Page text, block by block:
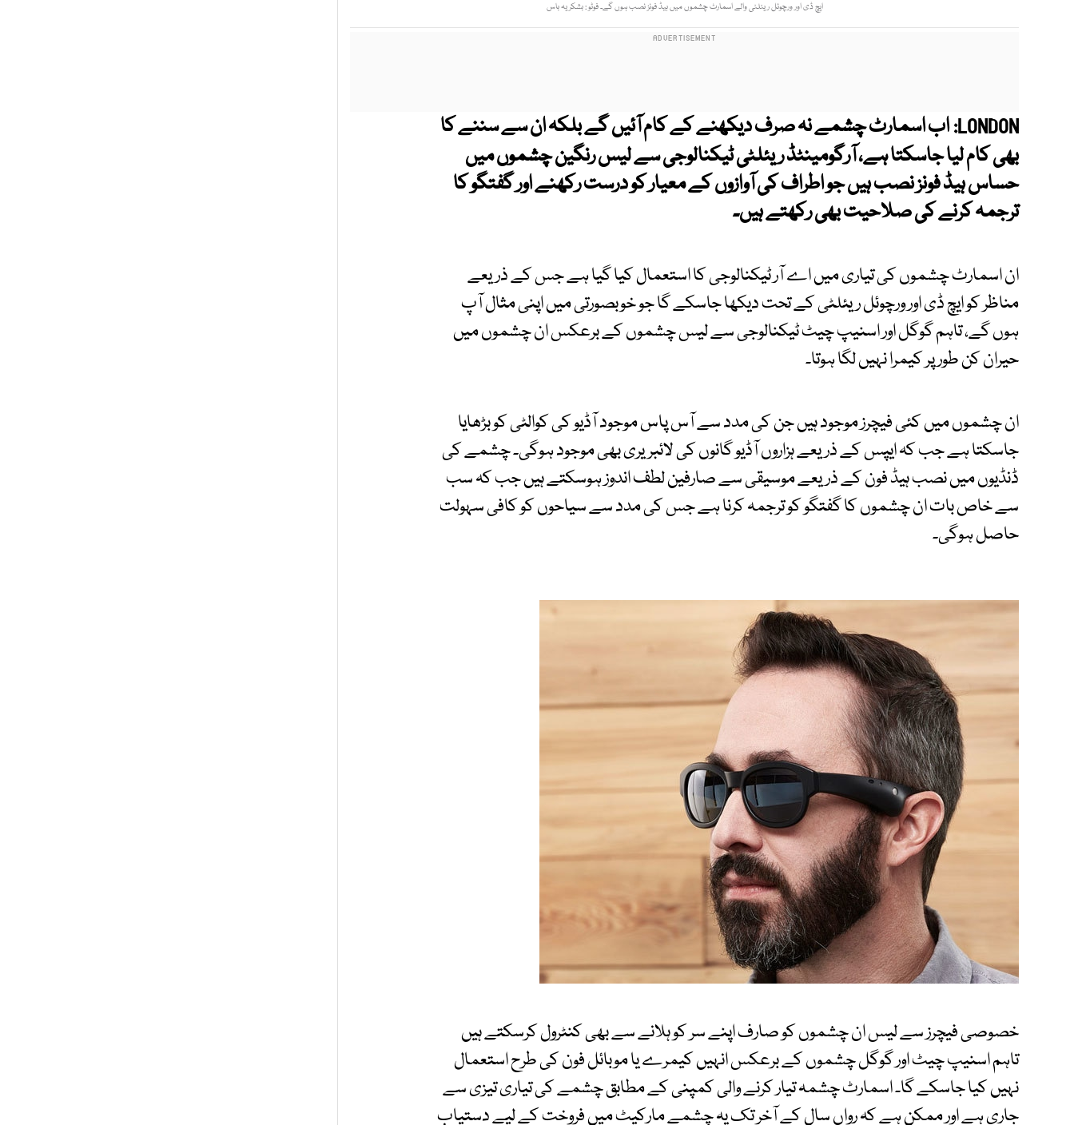
ایچ ڈی اور ورچوئل ریئلٹی والے اسمارٹ چشموں میں ہیڈ فونز نصب ہوں گے۔ فوٹو : بشکریہ باس
LONDON: اب اسمارٹ چشمے نہ صرف دیکھنے کے کام آئیں گے بلکہ ان سے سننے کا
بھی کام لیا جاسکتا ہے، آرگومینٹڈ ریئلٹی ٹیکنالوجی سے لیس رنگین چشموں میں
حساس ہیڈ فونز نصب ہیں جو اطراف کی آوازوں کے معیار کو درست رکھنے اور گفتگو کا
ترجمہ کرنے کی صلاحیت بھی رکھتے ہیں۔
ان اسمارٹ چشموں کی تیاری میں اے آر ٹیکنالوجی کا استعمال کیا گیا ہے جس کے ذریعے
مناظر کو ایچ ڈی اور ورچوئل ریئلٹی کے تحت دیکھا جاسکے گا جو خوبصورتی میں اپنی مثال آپ
ہوں گے، تاہم گوگل اور اسنیپ چیٹ ٹیکنالوجی سے لیس چشموں کے برعکس ان چشموں میں
حیران کن طور پر کیمرا نہیں لگا ہوتا۔
ان چشموں میں کئی فیچرز موجود ہیں جن کی مدد سے آس پاس موجود آڈیو کی کوالٹی کو بڑھایا
جاسکتا ہے جب کہ ایپس کے ذریعے ہزاروں آڈیو گانوں کی لائبریری بھی موجود ہوگی۔ چشمے کی
ڈنڈیوں میں نصب ہیڈ فون کے ذریعے موسیقی سے صارفین لطف اندوز ہوسکتے ہیں جب کہ سب
سے خاص بات ان چشموں کا گفتگو کو ترجمہ کرنا ہے جس کی مدد سے سیاحوں کو کافی سہولت
حاصل ہوگی۔
خصوصی فیچرز سے لیس ان چشموں کو صارف اپنے سر کو ہلانے سے بھی کنٹرول کرسکتے ہیں
تاہم اسنیپ چیٹ اور گوگل چشموں کے برعکس انہیں کیمرے یا موبائل فون کی طرح استعمال
نہیں کیا جاسکے گا۔ اسمارٹ چشمہ تیار کرنے والی کمپنی کے مطابق چشمے کی تیاری تیزی سے
جاری ہے اور ممکن ہے کہ رواں سال کے آخر تک یہ چشمے مارکیٹ میں فروخت کے لیے دستیاب